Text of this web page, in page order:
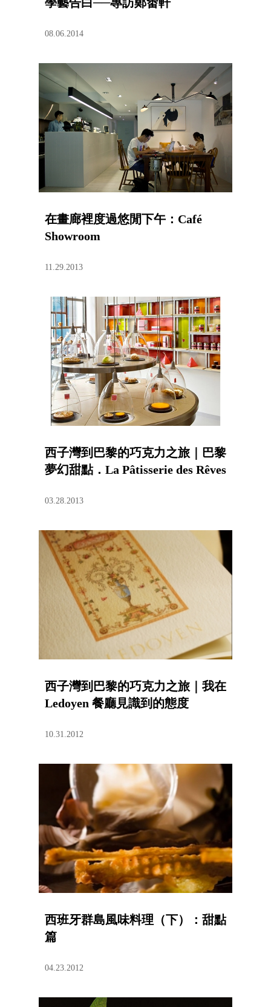
08.06.2014
在畫廊裡度過悠閒下午：Café
Showroom
11.29.2013
西子灣到巴黎的巧克力之旅｜巴黎
夢幻甜點．La Pâtisserie des Rêves
03.28.2013
西子灣到巴黎的巧克力之旅｜我在
Ledoyen 餐廳見識到的態度
10.31.2012
西班牙群島風味料理（下）：甜點
篇
04.23.2012